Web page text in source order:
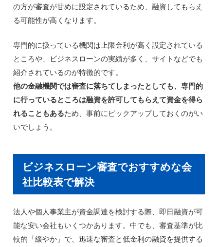
の方が審査が甘めに設定されているため、融資してもらえ
る可能性が高くなります。
専門的に扱っている機関は上限金利が高く設定されている
ところや、ビジネスローンの実績が多く、サイトなどでも
紹介されているのが特徴的です。
他の金融機関では審査に落ちてしまったとしても、専門的
に行っているところは融資を許可してもらえて資金を得ら
れることもあるため、事前にピックアップしておくのがい
いでしょう。
ビジネスローン審査でおすすめな会
社比較表で解決
法人や個人事業主が資金調達を検討する際、即日融資が可
能な安い会社もいくつかあります。中でも、審査基準が比
較的「緩やか」で、迅速な審査と低金利の融資を提供する